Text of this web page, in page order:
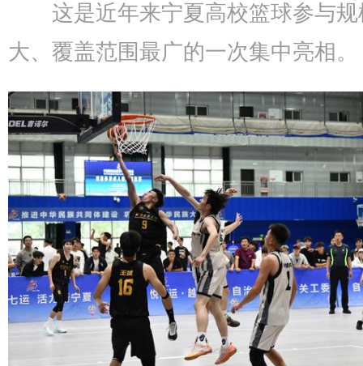
这是近年来宁夏高校篮球参与
大、覆盖范围最广的一次集中亮相。